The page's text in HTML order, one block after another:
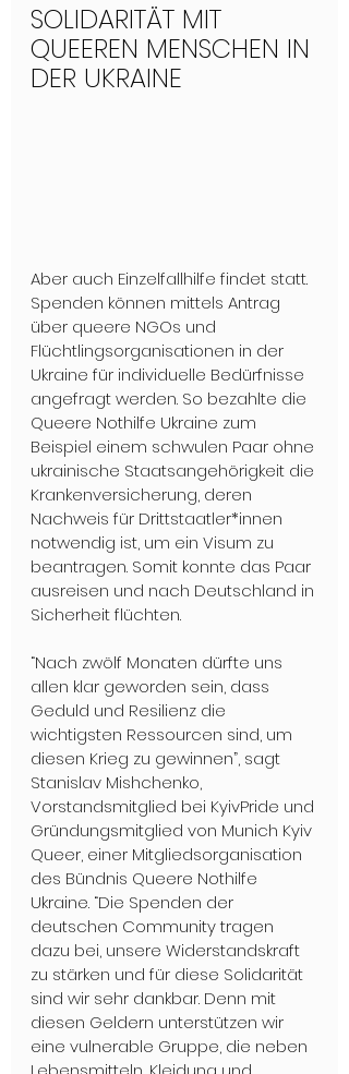
SOLIDARITÄT MIT
QUEEREN MENSCHEN IN
DER UKRAINE
Aber auch Einzelfallhilfe findet statt.
Spenden können mittels Antrag
über queere NGOs und
Flüchtlingsorganisationen in der
Ukraine für individuelle Bedürfnisse
angefragt werden. So bezahlte die
Queere Nothilfe Ukraine zum
Beispiel einem schwulen Paar ohne
ukrainische Staatsangehörigkeit die
Krankenversicherung, deren
Nachweis für Drittstaatler*innen
notwendig ist, um ein Visum zu
beantragen. Somit konnte das Paar
ausreisen und nach Deutschland in
Sicherheit flüchten.
“Nach zwölf Monaten dürfte uns
allen klar geworden sein, dass
Geduld und Resilienz die
wichtigsten Ressourcen sind, um
diesen Krieg zu gewinnen”, sagt
Stanislav Mishchenko,
Vorstandsmitglied bei KyivPride und
Gründungsmitglied von Munich Kyiv
Queer, einer Mitgliedsorganisation
des Bündnis Queere Nothilfe
Ukraine. “Die Spenden der
deutschen Community tragen
dazu bei, unsere Widerstandskraft
zu stärken und für diese Solidarität
sind wir sehr dankbar. Denn mit
diesen Geldern unterstützen wir
eine vulnerable Gruppe, die neben